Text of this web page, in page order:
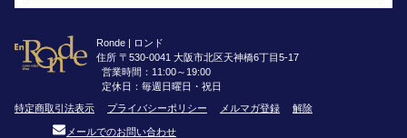
Ronde | ロンド
住所 〒530-0041 大阪市北区天神橋6丁目5-17
営業時間：11:00～19:00
定休日：毎週日曜日・祝日
特定商取引法表示
プライバシーポリシー メルマガ登録 解除
メールでのお問い合わせ